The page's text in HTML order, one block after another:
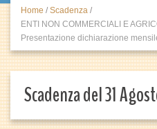
Home / Scadenza /
ENTI NON COMMERCIALI E
Presentazione dichiarazione
Scadenza del 31